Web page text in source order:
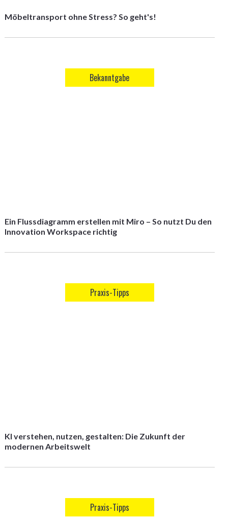
Möbeltransport ohne Stress? So geht's!
Bekanntgabe
Ein Flussdiagramm erstellen mit Miro – So nutzt Du den
Innovation Workspace richtig
Praxis-Tipps
KI verstehen, nutzen, gestalten: Die Zukunft der
modernen Arbeitswelt
Praxis-Tipps